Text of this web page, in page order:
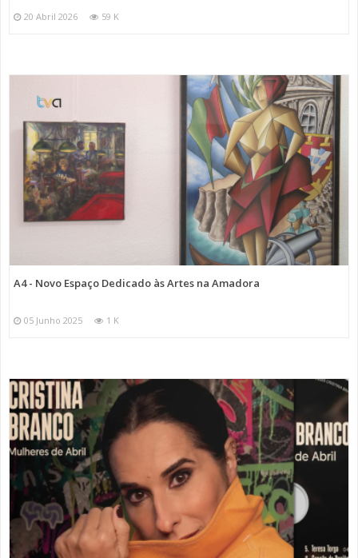
20 Abril 2026 59 K
A4 - Novo Espaço Dedicado às Artes na Amadora
05 Junho 2025 1 K